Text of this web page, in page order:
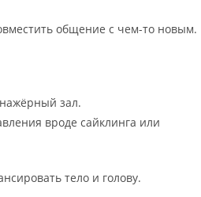
общение с чем-то новым.
зал.
вроде сайклинга или
тело и голову.